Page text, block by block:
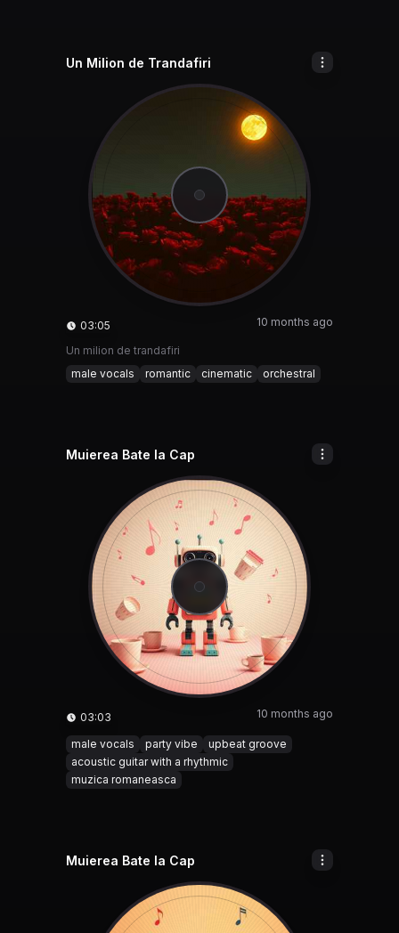
Un Milion de Trandafiri
03:05 10 months ago
Un milion de trandafiri
male vocals
romantic cinematic orchestral
Muierea Bate la Cap
03:03 10 months ago
male vocals party vibe
upbeat groove
acoustic guitar with a rhythmic
muzica romaneasca
Muierea Bate la Cap